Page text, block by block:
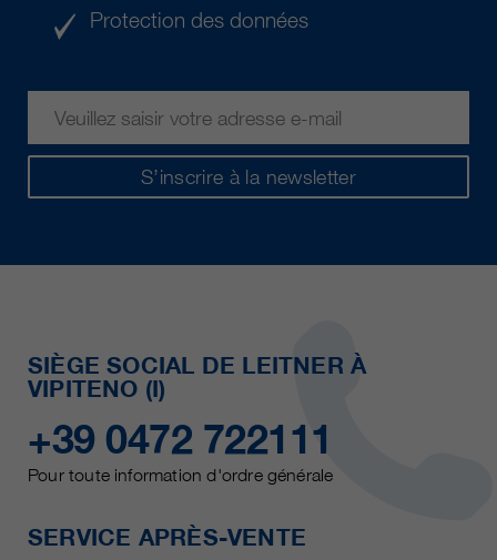
S’inscrire à la newsletter
Protection des données
SIÈGE SOCIAL DE LEITNER À
VIPITENO (I)
+39 0472 722111
Pour toute information d'ordre générale
SERVICE APRÈS-VENTE